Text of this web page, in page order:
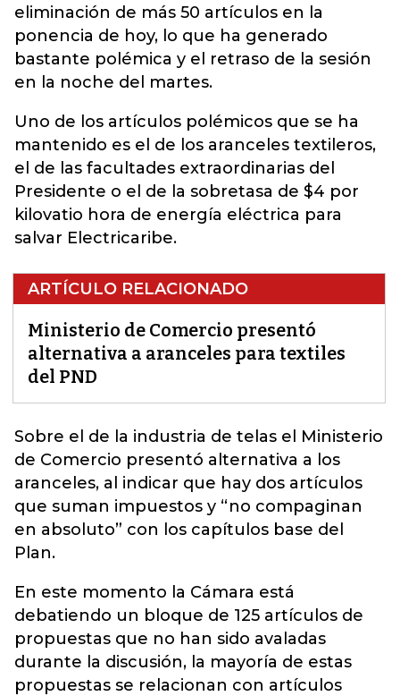
eliminación de más 50 artículos en la
ponencia de hoy, lo que ha generado
bastante polémica y el retraso de la sesión
en la noche del martes.
Uno de los artículos polémicos que se ha
mantenido es el de los aranceles textileros,
el de las facultades extraordinarias del
Presidente o el de la sobretasa de $4 por
kilovatio hora de energía eléctrica para
salvar Electricaribe.
ARTÍCULO RELACIONADO
Ministerio de Comercio presentó
alternativa a aranceles para textiles
del PND
Sobre el de la industria de telas el Ministerio
de Comercio presentó alternativa a los
aranceles, al indicar que hay dos artículos
que suman impuestos y “no compaginan
en absoluto” con los capítulos base del
Plan.
En este momento la Cámara está
debatiendo un bloque de 125 artículos de
propuestas que no han sido avaladas
durante la discusión, la mayoría de estas
propuestas se relacionan con artículos